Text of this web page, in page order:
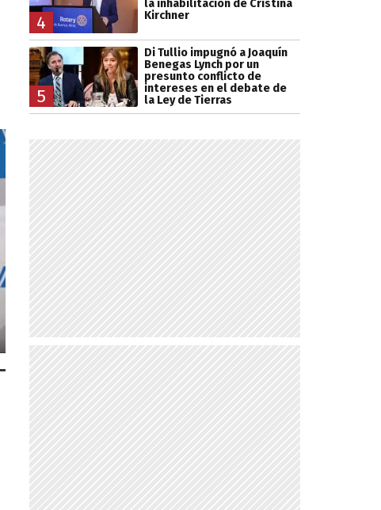
4
la inhabilitación de Cristina
Kirchner
5
Di Tullio impugnó a Joaquín
Benegas Lynch por un
presunto conflicto de
intereses en el debate de
la Ley de Tierras